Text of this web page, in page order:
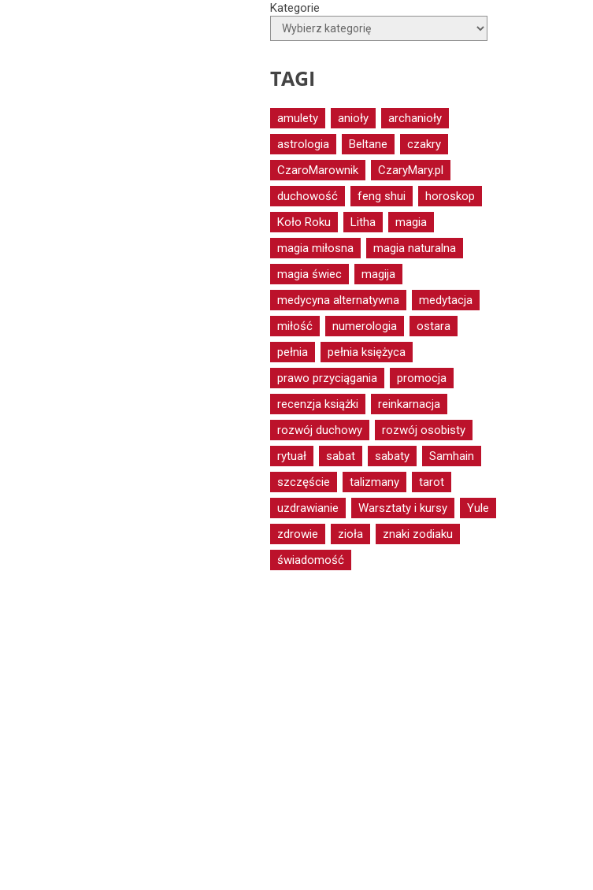
Kategorie
TAGI
amulety anioły
archanioły
astrologia
Beltane
czakry
CzaroMarownik
CzaryMary.pl
duchowość
feng shui
horoskop
Koło Roku
Litha
magia
magia miłosna
magia naturalna
magia świec
magija
medycyna alternatywna
medytacja
miłość
numerologia
ostara
pełnia
pełnia księżyca
prawo przyciągania
promocja
recenzja książki
reinkarnacja
rozwój duchowy
rozwój osobisty
rytuał
sabat sabaty
Samhain
szczęście
talizmany
tarot
uzdrawianie
Warsztaty i kursy
Yule
zdrowie
zioła
znaki zodiaku
świadomość